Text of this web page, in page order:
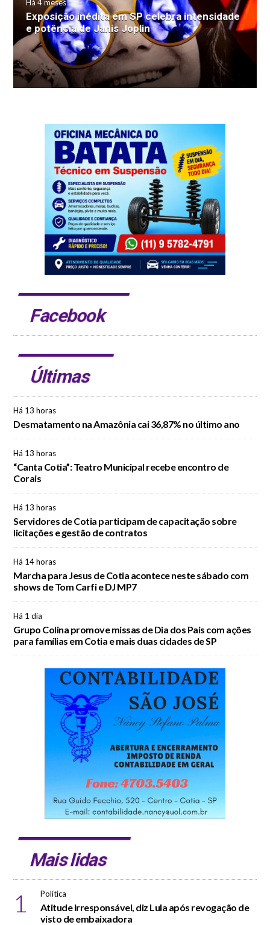
Há 4 meses
Exposição inédita em SP celebra intensidade
e potência de Janis Joplin
Facebook
Últimas
Há 13 horas
Desmatamento na Amazônia cai 36,87% no último ano
Há 13 horas
“Canta Cotia”: Teatro Municipal recebe encontro de
Corais
Há 13 horas
Servidores de Cotia participam de capacitação sobre
licitações e gestão de contratos
Há 14 horas
Marcha para Jesus de Cotia acontece neste sábado com
shows de Tom Carfi e DJ MP7
Há 1 dia
Grupo Colina promove missas de Dia dos Pais com ações
para famílias em Cotia e mais duas cidades de SP
Mais lidas
1 Política
Atitude irresponsável, diz Lula após revogação de
visto de embaixadora